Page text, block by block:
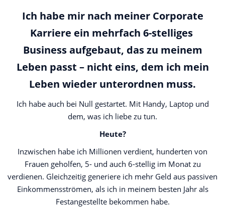
Ich habe mir nach meiner Corporate
Karriere ein mehrfach 6-stelliges
Business aufgebaut, das zu meinem
Leben passt – nicht eins, dem ich mein
Leben wieder unterordnen muss.
Ich habe auch bei Null gestartet. Mit Handy, Laptop und
dem, was ich liebe zu tun.
Heute?
Inzwischen habe ich Millionen verdient, hunderten von
Frauen geholfen, 5- und auch 6-stellig im Monat zu
verdienen. Gleichzeitig generiere ich mehr Geld aus passiven
Einkommensströmen, als ich in meinem besten Jahr als
Festangestellte bekommen habe.